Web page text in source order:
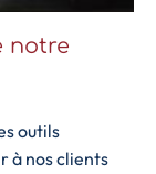
notre
outils
à nos clients